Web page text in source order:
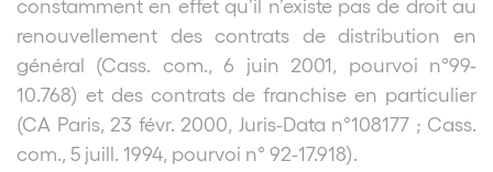
constamment en effet qu’il n’existe pas de droit au
renouvellement des contrats de distribution en
général (Cass. com., 6 juin 2001, pourvoi n°99-
10.768) et des contrats de franchise en particulier
(CA Paris, 23 févr. 2000, Juris-Data n°108177 ; Cass.
com., 5 juill. 1994, pourvoi n° 92-17.918).